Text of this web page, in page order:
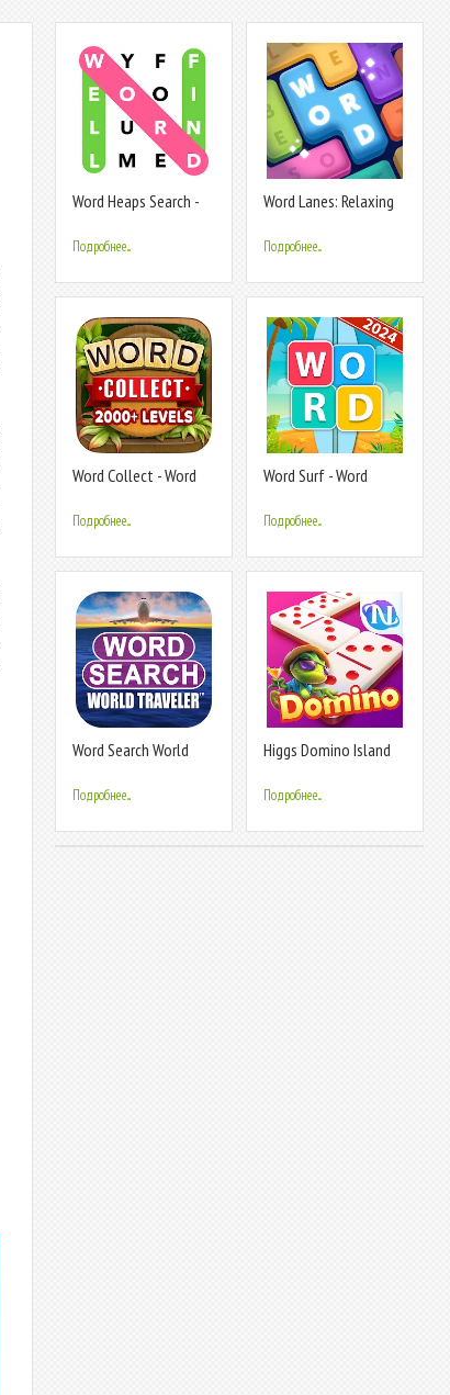
Word Heaps Search -
Подробнее...
Word Lanes: Relaxing
Подробнее...
Word Collect - Word
Подробнее...
Word Surf - Word
Подробнее...
Word Search World
Подробнее...
Higgs Domino Island
Подробнее...